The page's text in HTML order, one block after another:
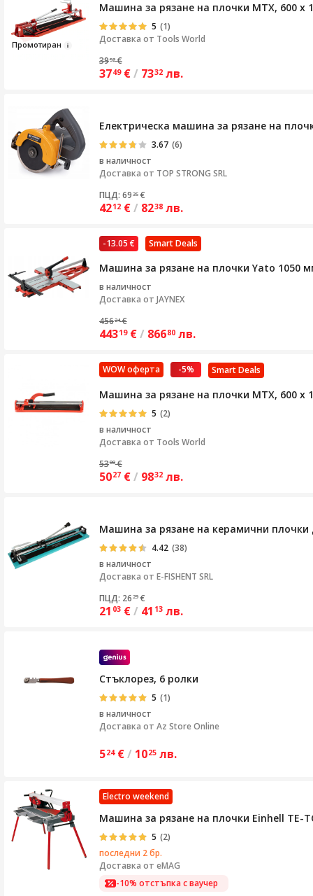
Промотиран
Машина за рязане на плочки MTX, 600 х
5 (1)
Доставка от Tools World
3952 €
3749 €/ 7332 лв.
Електрическа машина за рязане на
3.67 (6)
в наличност
Доставка от TOP STRONG SRL
ПЦД: 69 35 €
4212 €/ 8238 лв.
Smart Deals
-13.05 €
Машина за рязане на плочки Yato 1050
в наличност
Доставка от JAYNEX
45624 €
44319 €/ 86680 лв.
Smart Deals
-5%
WOW оферта
Машина за рязане на плочки MTX, 600 х
5 (2)
в наличност
Доставка от Tools World
5300 €
5027 €/ 9832 лв.
Машина за рязане на керамични
4.42 (38)
в наличност
Доставка от E-FISHENT SRL
ПЦД: 26 29 €
21 03 €/ 41 13 лв.
Стъклорез, 6 ролки
5 (1)
в наличност
Доставка от Az Store Online
524 €/ 1025 лв.
Electro weekend
Машина за рязане на плочки Einhell TE-
5 (2)
последни 2 бр.
Доставка от eMAG
-10% отстъпка с ваучер